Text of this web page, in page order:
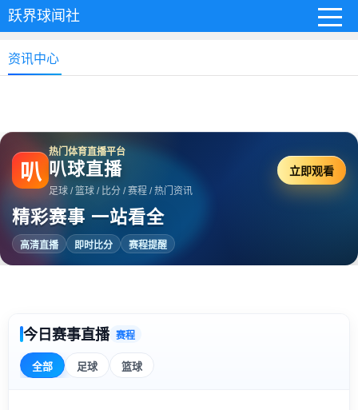
跃界球闻社
资讯中心
叭
热门体育直播平台
叭球直播
足球 / 篮球 / 比分 / 赛程 / 热门资讯
精彩赛事 一站看全
高清直播 即时比分 赛程提醒
立即观看